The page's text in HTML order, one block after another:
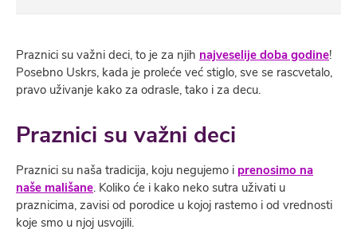
Praznici su važni deci, to je za njih najveselije doba godine!
Posebno Uskrs, kada je proleće već stiglo, sve se rascvetalo,
pravo uživanje kako za odrasle, tako i za decu.
Praznici su važni deci
Praznici su naša tradicija, koju negujemo i prenosimo na
naše mališane. Koliko će i kako neko sutra uživati u
praznicima, zavisi od porodice u kojoj rastemo i od vrednosti
koje smo u njoj usvojili.